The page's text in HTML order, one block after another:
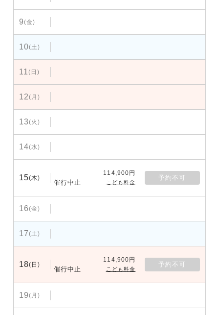
9(金)
10(土)
11(日)
12(月)
13(火)
14(水)
15(木)
催行中止
114,900円
こども料金
予約不可
16(金)
17(土)
18(日)
催行中止
114,900円
こども料金
予約不可
19(月)